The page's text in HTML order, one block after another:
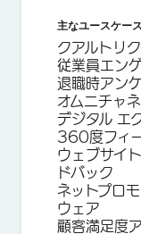
主なユースケース
クアルトリ
従業員エン
退職時アン
オムニチャ
デジタル エ
360度フィ
ウェブサイ
ドバック
ネットプロ
ウェア
顧客満足度